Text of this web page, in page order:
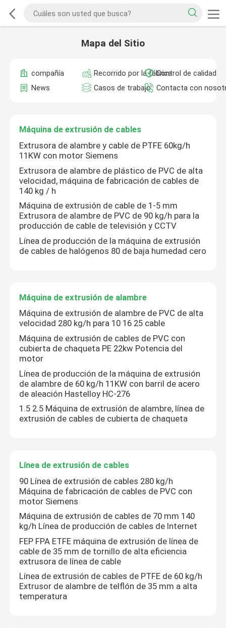
Mapa del Sitio
compañía Recorrido por la fábricaControl de calidad
News
Casos de trabajo Contacta con
Máquina de extrusión de cables
Extrusora de alambre y cable de PTFE 60kg/h
11KW con motor Siemens
Extrusora de alambre de plástico de PVC de alta
velocidad, máquina de fabricación de cables de
140 kg / h
Máquina de extrusión de cable de 1-5 mm
Extrusora de alambre de PVC de 90 kg/h para la
producción de cable de televisión y CCTV
Línea de producción de la máquina de extrusión
de cables de halógenos 80 de baja humedad cero
Máquina de extrusión de alambre
Máquina de extrusión de alambre de PVC de alta
velocidad 280 kg/h para 10 16 25 cable
Máquina de extrusión de cables de PVC con
cubierta de chaqueta PE 22kw Potencia del
motor
Línea de producción de la máquina de extrusión
de alambre de 60 kg/h 11KW con barril de acero
de aleación Hastelloy HC-276
1.5 2.5 Máquina de extrusión de alambre, línea de
extrusión de cables de cubierta de chaqueta
Línea de extrusión de cables
90 Línea de extrusión de cables 280 kg/h
Máquina de fabricación de cables de PVC con
motor Siemens
Máquina de extrusión de cables de 70 mm 140
kg/h Línea de producción de cables de Internet
FEP FPA ETFE máquina de extrusión de línea de
cable de 35 mm de tornillo de alta eficiencia
extrusora de línea de cable
Línea de extrusión de cables de PTFE de 60 kg/h
Extrusor de alambre de telflón de 35 mm a alta
temperatura